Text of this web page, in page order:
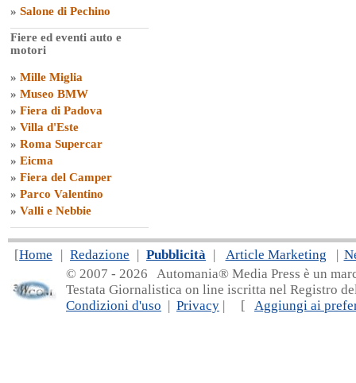
» Salone di Pechino
Fiere ed eventi auto e
motori
» Mille Miglia
» Museo BMW
» Fiera di Padova
» Villa d'Este
» Roma Supercar
» Eicma
» Fiera del Camper
» Parco Valentino
» Valli e Nebbie
[Home | Redazione | Pubblicità | Article Marketing |
© 2007 - 2026 Automania® Media Press è un
Testata Giornalistica on line iscritta nel Registro
Condizioni d'uso | Privacy | [ Aggiungi ai